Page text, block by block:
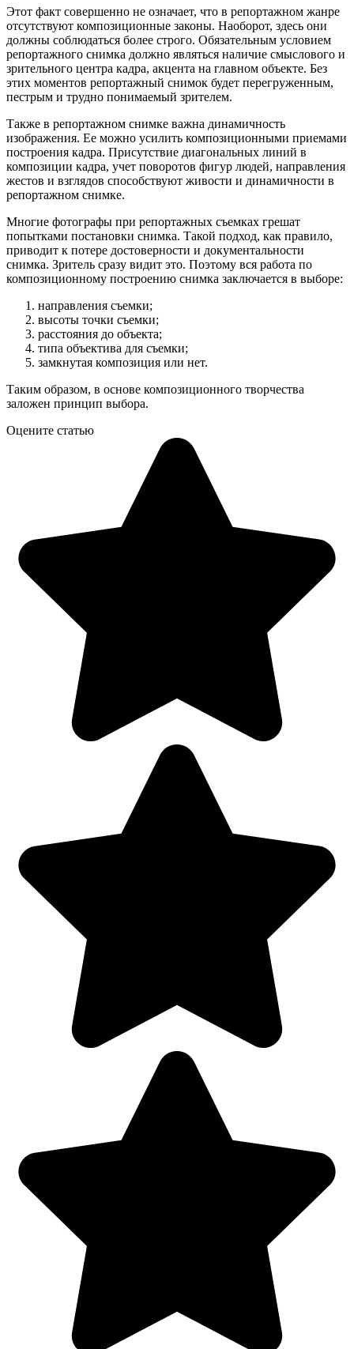
Этот факт совершенно не означает, что в репортажном жанре
отсутствуют композиционные законы. Наоборот, здесь они
должны соблюдаться более строго. Обязательным условием
репортажного снимка должно являться наличие смыслового и
зрительного центра кадра, акцента на главном объекте. Без
этих моментов репортажный снимок будет перегруженным,
пестрым и трудно понимаемый зрителем.
Также в репортажном снимке важна динамичность
изображения. Ее можно усилить композиционными приемами
построения кадра. Присутствие диагональных линий в
композиции кадра, учет поворотов фигур людей, направления
жестов и взглядов способствуют живости и динамичности в
репортажном снимке.
Многие фотографы при репортажных съемках грешат
попытками постановки снимка. Такой подход, как правило,
приводит к потере достоверности и документальности
снимка. Зритель сразу видит это. Поэтому вся работа по
композиционному построению снимка заключается в выборе:
направления съемки;
высоты точки съемки;
расстояния до объекта;
типа объектива для съемки;
замкнутая композиция или нет.
Таким образом, в основе композиционного творчества
заложен принцип выбора.
Оцените статью